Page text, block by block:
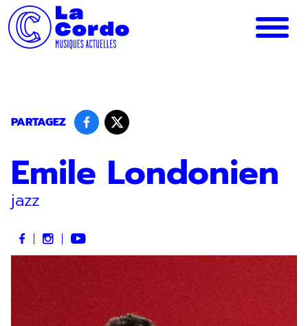
Panneau de gestion des cookies
PARTAGEZ
Emile Londonien
jazz